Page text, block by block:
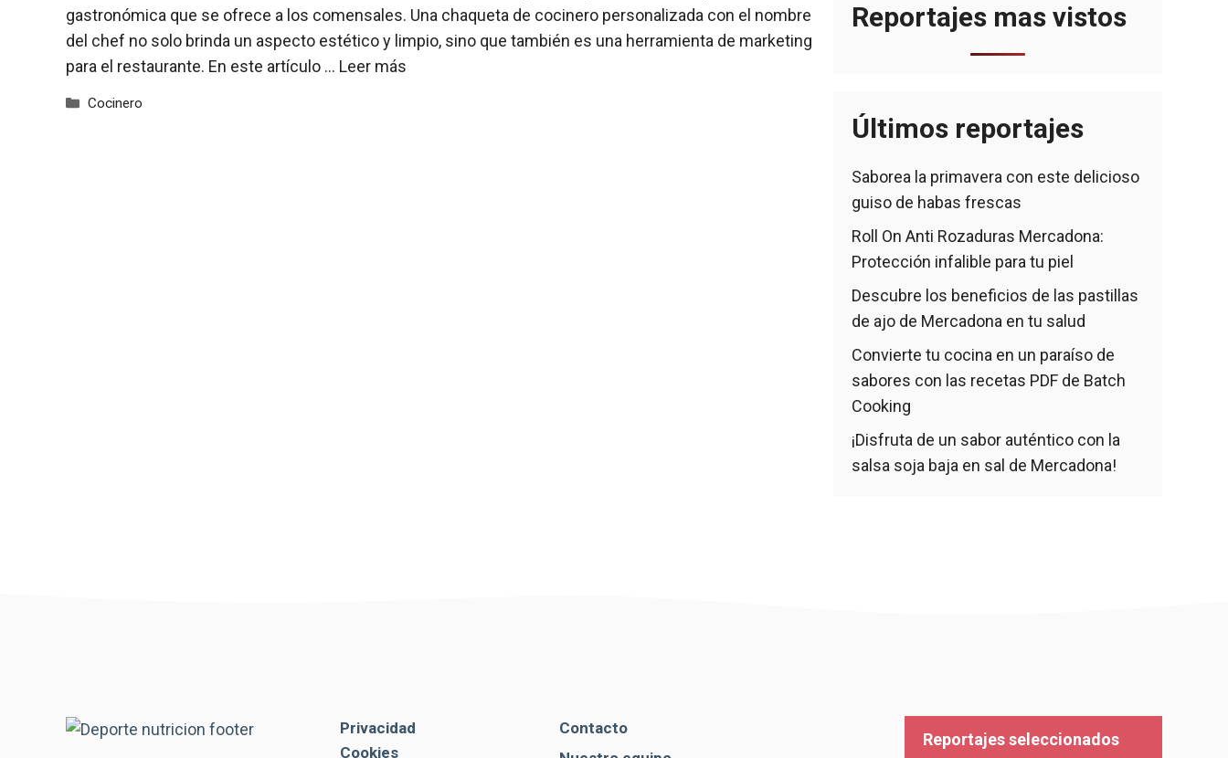
gastronómica que se ofrece a los comensales. Una chaqueta de cocinero personalizada con el nombre
del chef no solo brinda un aspecto estético y limpio, sino que también es una herramienta de marketing
para el restaurante. En este artículo … Leer más
Categorías
Cocinero
Reportajes mas vistos
Últimos reportajes
Saborea la primavera con este delicioso
guiso de habas frescas
Roll On Anti Rozaduras Mercadona:
Protección infalible para tu piel
Descubre los beneficios de las pastillas
de ajo de Mercadona en tu salud
Convierte tu cocina en un paraíso de
sabores con las recetas PDF de Batch
Cooking
¡Disfruta de un sabor auténtico con la
salsa soja baja en sal de Mercadona!
Privacidad
Cookies
Contacto
Reportajes seleccionados